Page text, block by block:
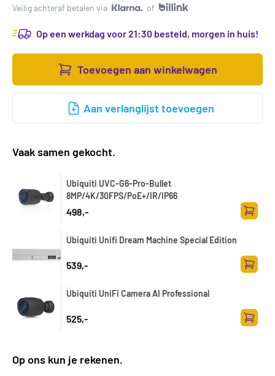
Veilig achteraf betalen via
of
Op een werkdag voor 21:30 besteld, morgen in huis!
Toevoegen aan winkelwagen
Aan verlanglijst toevoegen
Vaak samen gekocht.
Ubiquiti UVC-G6-Pro-Bullet
8MP/4K/30FPS/PoE+/IR/IP66
498,-
Ubiquiti Unifi Dream Machine Special Edition
539,-
Ubiquiti UniFi Camera AI Professional
525,-
Op ons kun je rekenen.